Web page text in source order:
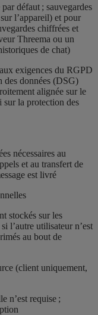
défaut ; sauvegardes
l’appareil) et pour
chiffrées et
Threema ou un
de chat)
exigences du RGPD
des données (DSG)
alignée sur le
sur la protection des
nécessaires au
et au transfert de
est livré
stockés sur les
l’autre utilisateur n’est
au bout de
(client uniquement,
n’est requise ;